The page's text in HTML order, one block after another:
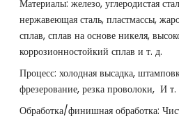
Материалы: железо, углеродистая
нержавеющая сталь, пластмассы,
сплав, сплав на основе никеля,
коррозионностойкий сплав и т. д.
Процесс: холодная высадка,
фрезерование, резка проволоки, И т.
Обработка/финишная обработка: